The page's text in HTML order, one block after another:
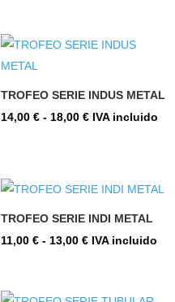
desde
hasta
TROFEO SERIE INDUS METAL
14,00 € - 18,00 €Rango
hasta
18,00 €
IVA incluido
TROFEO SERIE INDI METAL
11,00 € - 13,00 €Rango
IVA incluido